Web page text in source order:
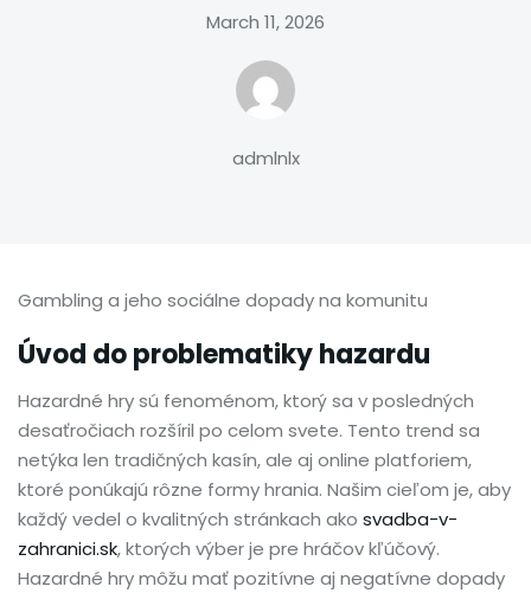
March 11, 2026
admlnlx
Gambling a jeho sociálne dopady na komunitu
Úvod do problematiky hazardu
Hazardné hry sú fenoménom, ktorý sa v posledných
desaťročiach rozšíril po celom svete. Tento trend sa
netýka len tradičných kasín, ale aj online platforiem,
ktoré ponúkajú rôzne formy hrania. Našim cieľom je, aby
každý vedel o kvalitných stránkach ako svadba-v-
zahranici.sk, ktorých výber je pre hráčov kľúčový.
Hazardné hry môžu mať pozitívne aj negatívne dopady